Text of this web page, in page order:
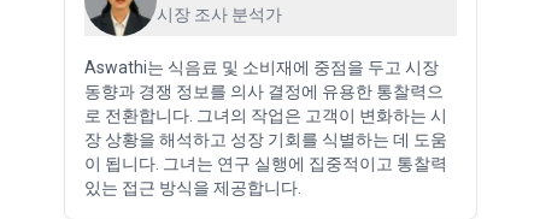
시장 조사 분석가
Aswathi는 식음료 및 소비재에 중점을 두고 시장
동향과 경쟁 정보를 의사 결정에 유용한 통찰력으
로 전환합니다. 그녀의 작업은 고객이 변화하는 시
장 상황을 해석하고 성장 기회를 식별하는 데 도움
이 됩니다. 그녀는 연구 실행에 집중적이고 통찰력
있는 접근 방식을 제공합니다.